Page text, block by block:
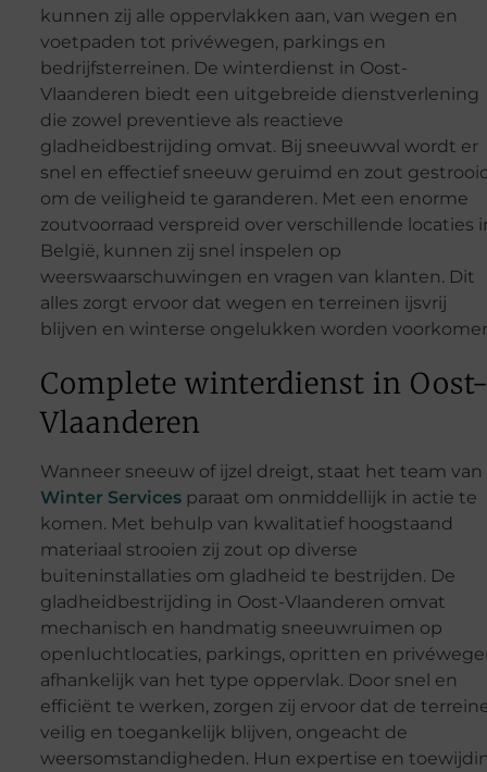
kunnen zij alle oppervlakken aan, van wegen en
voetpaden tot privéwegen, parkings en
bedrijfsterreinen. De winterdienst in Oost-
Vlaanderen biedt een uitgebreide dienstverlening
die zowel preventieve als reactieve
gladheidbestrijding omvat. Bij sneeuwval wordt er
snel en effectief sneeuw geruimd en zout
om de veiligheid te garanderen. Met een enorme
zoutvoorraad verspreid over verschillende locaties
België, kunnen zij snel inspelen op
weerswaarschuwingen en vragen van klanten. Dit
alles zorgt ervoor dat wegen en terreinen ijsvrij
blijven en winterse ongelukken worden
Complete winterdienst in
Vlaanderen
Wanneer sneeuw of ijzel dreigt, staat het team van
Winter Servicesparaat om onmiddellijk in actie te
komen. Met behulp van kwalitatief hoogstaand
materiaal strooien zij zout op diverse
buiteninstallaties om gladheid te bestrijden. De
gladheidbestrijding in Oost-Vlaanderen omvat
mechanisch en handmatig sneeuwruimen op
openluchtlocaties, parkings, opritten en
afhankelijk van het type oppervlak. Door snel en
efficiënt te werken, zorgen zij ervoor dat de
veilig en toegankelijk blijven, ongeacht de
weersomstandigheden. Hun expertise en